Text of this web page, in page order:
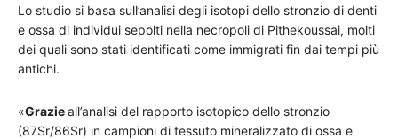
Lo studio si basa sull’analisi degli isotopi dello stronzio di denti
e ossa di individui sepolti nella necropoli di Pithekoussai, molti
dei quali sono stati identificati come immigrati fin dai tempi più
antichi.
«Grazieall’analisi del rapporto isotopico dello stronzio
(87Sr/86Sr) in campioni di tessuto mineralizzato di ossa e